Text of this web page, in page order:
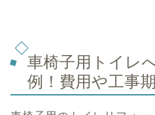
車椅子用トイレ
例！費用や工事